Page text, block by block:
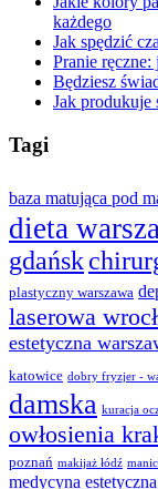
każdego
Jak spędzić
Pranie
Będziesz
Jak produkuje
Tagi
baza matująca pod
dieta
gdańsk
plastyczny warszawa
laserowa
estetyczna
katowice dobry fryzjer -
damska kuracja
owłosienia
poznań makijaż łódź
medycyna